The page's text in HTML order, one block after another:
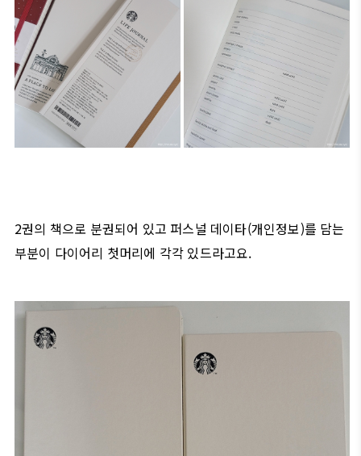
2권의 책으로 분권되어 있고 퍼스널 데이타(개인정보)를 담는
부분이 다이어리 첫머리에 각각 있드라고요.